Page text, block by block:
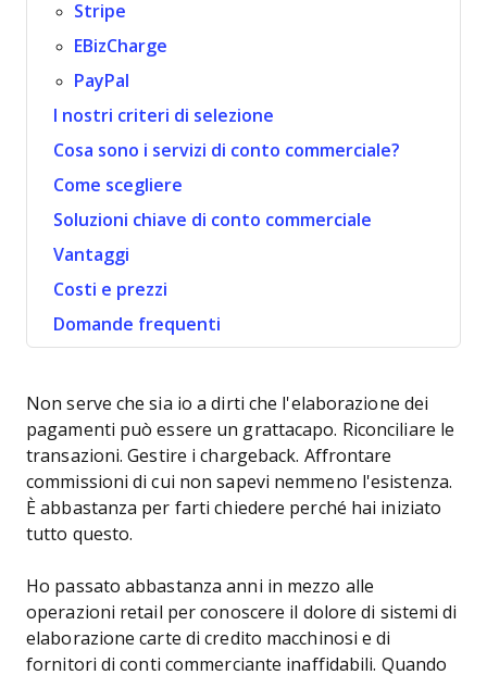
Stripe
EBizCharge
PayPal
I nostri criteri di selezione
Cosa sono i servizi di conto commerciale?
Come scegliere
Soluzioni chiave di conto commerciale
Vantaggi
Costi e prezzi
Domande frequenti
Non serve che sia io a dirti che l'elaborazione dei
pagamenti può essere un grattacapo. Riconciliare le
transazioni. Gestire i chargeback. Affrontare
commissioni di cui non sapevi nemmeno l'esistenza.
È abbastanza per farti chiedere perché hai iniziato
tutto questo.
Ho passato abbastanza anni in mezzo alle
operazioni retail per conoscere il dolore di sistemi di
elaborazione carte di credito macchinosi e di
fornitori di conti commerciante inaffidabili. Quando